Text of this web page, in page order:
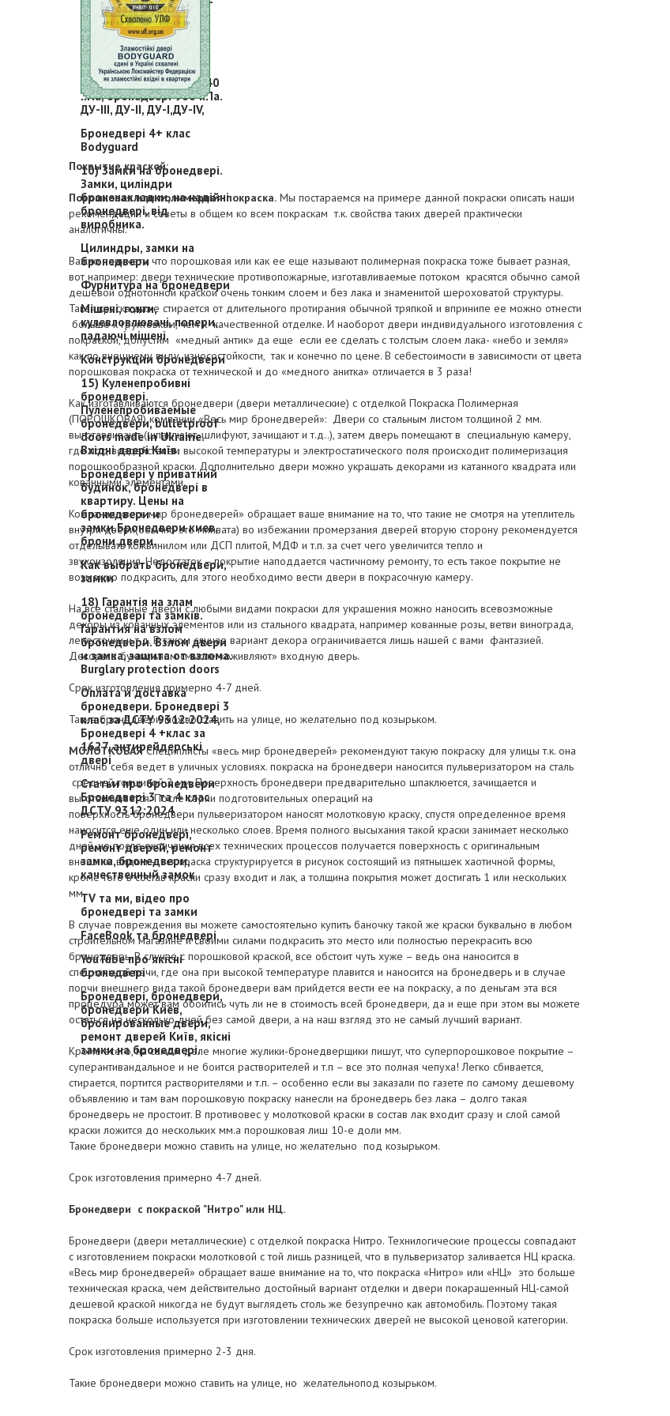
герметичні двері для
бомбосховищ, сховищ,
ПРУ, за ДБН 2.2.5-23.
Гермодвери.двери для
бомбоубежищ 100кПа,
гермодвері 150 кПа. 440
кПа, бронедвері 900 кПа.
ДУ-ІІІ, ДУ-ІІ, ДУ-І,ДУ-ІV,
Бронедвері 4+ клас
Bodyguard
10) Замки на бронедвері.
Замки, циліндри
броненакладки, на надійні
бронедвері, від
виробника.
Цилиндры, замки на
бронедвери
Фурнитура на бронедвери
Мішені, гонги,
кулевловлювачі, попери,
падаючі мішені.
Конструкции бронедвери
15) Куленепробивні
бронедвері.
Пуленепробиваемые
бронедвери, bulletproof
doors made in Ukraine.
Вхідні двері Київ.
Бронедвері у приватний
будинок, бронедвері в
квартиру. Цены на
бронедвери и
замки.Бронедвери киев,
брони двери.
Как выбрать бронедвери,
замки
18) Гарантія на злам
бронедвері та замків.
Гарантия на взлом
бронедвери. Взлом двери
и замка, защита от взлома.
Burglary protection doors
Оплата и доставка
бронедвери. Бронедвері 3
клас за ДСТУ 9312:2024,
Бронедвері 4 +клас за
1627, антирейдерські
двері
Статьи про бронедвери
Бронедвері 3 та 4 клас
ДСТУ 9312:2024
Ремонт бронедвері,
ремонт дверей, ремонт
замка, бронедвери,
качественный замок
TV та ми, відео про
бронедвері та замки
FaceBook та бронедвері
YouTube про якісні
бронедвері
Бронедвері, бронедвери,
бронедвери Киев,
бронированные двери,
ремонт дверей Київ, якісні
замки на бронедвері.
Покрытие краской:
Порошковая или полимерная покраска. Мы постараемся на примере данной покраски описать наши
рекомендации и советы в общем ко всем покраскам т.к. свойства таких дверей практически
аналогичны.
Важно понимать, что порошковая или как ее еще называют полимерная покраска тоже бывает разная,
вот например: двери технические противопожарные, изготавливаемые потоком красятся обычно самой
дешевой однотонной краской очень тонким слоем и без лака и знаменитой шероховатой структуры.
Такая краска даже стирается от длительного протирания обычной тряпкой и впринипе ее можно отнести
больше к грунтовкам, чем к качественной отделке. И наоборот двери индивидуального изготовления с
покраской, допустим «медный антик» да еще если ее сделать с толстым слоем лака- «небо и земля»
как по внешнему виду, износостойкости, так и конечно по цене. В себестоимости в зависимости от цвета
порошковая покраска от технической и до «медного анитка» отличается в 3 раза!
Как изготавливаются бронедвери (двери металлические) с отделкой Покраска Полимерная
(ПОРОШКОВАЯ) компании «Весь мир бронедверей»: Двери со стальным листом толщиной 2 мм.
выготавливают (шпаклюют, шлифуют, зачищают и т.д..), затем дверь помещают в специальную камеру,
где под воздействием высокой температуры и электростатического поля происходит полимеризация
порошкообразной краски. Дополнительно двери можно украшать декорами из катанного квадрата или
кованными элементами.
Компания «весь мир бронедверей» обращает ваше внимание на то, что такие не смотря на утеплитель
внутри двери(обычно это минвата) во избежании промерзания дверей вторую сторону рекомендуется
отделывать кожвинилом или ДСП плитой, МДФ и т.п. за счет чего увеличится тепло и
звукоизоляция. Недостаток – покрытие наподдается частичному ремонту, то есть такое покрытие не
возможно подкрасить, для этого необходимо вести двери в покрасочную камеру.
На все стальные двери с любыми видами покраски для украшения можно наносить всевозможные
декоры из кованных элементов или из стального квадрата, например кованные розы, ветви винограда,
лепесточки и т.д. В таком случае вариант декора ограничивается лишь нашей с вами фантазией.
Декоры в буквальном смысле «оживляют» входную дверь.
Срок изготовления примерно 4-7 дней.
Такие бронедвери можно ставить на улице, но желательно под козырьком.
МОЛОТКОВАЯСпециплисты «весь мир бронедверей» рекомендуют такую покраску для улицы т.к. она
отлично себя ведет в уличных условиях. покраска на бронедвери наносится пульверизатором на сталь
средней толщиной 2 мм. Поверхность бронедвери предварительно шпаклюется, зачищается и
выготавливается. После серии подготовительных операций на
поверхностьбронедвери пульверизатором наносят молотковую краску, спустя определенное время
наносится еще один или несколько слоев. Время полного высыхания такой краски занимает несколько
дней, но после окончания всех технических процессов получается поверхность с оригинальным
внешним видом – вся краска структурируется в рисунок состоящий из пятнышек хаотичной формы,
кроме того в состав краски сразу входит и лак, а толщина покрытия может достигать 1 или нескольких
мм.
В случае повреждения вы можете самостоятельно купить баночку такой же краски буквально в любом
строительном магазине и своими силами подкрасить это место или полностью перекрасить всю
бронедверь. В случае с порошковой краской, все обстоит чуть хуже – ведь она наносится в
специальной печи, где она при высокой температуре плавится и наносится на бронедверь и в случае
порчи внешнего вида такой бронедвери вам прийдется вести ее на покраску, а по деньгам эта вся
процедура может вам обойтись чуть ли не в стоимость всей бронедвери, да и еще при этом вы можете
остаться на несколько дней без самой двери, а на наш взгляд это не самый лучший вариант.
Кроме всего, на самом деле многие жулики-бронедверщики пишут, что суперпорошковое покрытие –
суперантивандальное и не боится растворителей и т.п – все это полная чепуха! Легко сбивается,
стирается, портится растворителями и т.п. – особенно если вы заказали по газете по самому дешевому
объявлению и там вам порошковую покраску нанесли на бронедверь без лака – долго такая
бронедверь не простоит. В противовес у молотковой краски в состав лак входит сразу и слой самой
краски ложится до нескольких мм.а порошковая лиш 10-е доли мм.
Такие бронедвери можно ставить на улице, но желательно под козырьком.
Срок изготовления примерно 4-7 дней.
Бронедвери с покраской "Нитро" или НЦ.
Бронедвери (двери металлические) с отделкой покраска Нитро. Технилогические процессы совпадают
с изготовлением покраски молотковой с той лишь разницей, что в пульверизатор заливается НЦ краска.
«Весь мир бронедверей» обращает ваше внимание на то, что покраска «Нитро» или «НЦ» это больше
техническая краска, чем действительно достойный вариант отделки и двери покарашенный НЦ-самой
дешевой краской никогда не будут выглядеть столь же безупречно как автомобиль. Поэтому такая
покраска больше используется при изготовлении технических дверей не высокой ценовой категории.
Срок изготовления примерно 2-3 дня.
Такие бронедвери можно ставить на улице, но желательнопод козырьком.